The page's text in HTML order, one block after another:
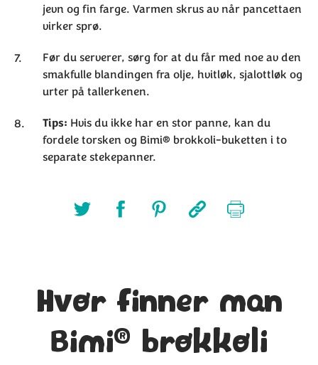
jevn og fin farge. Varmen skrus av når pancettaen
virker sprø.
Før du serverer, sørg for at du får med noe av den
smakfulle blandingen fra olje, hvitløk, sjalottløk og
urter på tallerkenen.
Tips: Hvis du ikke har en stor panne, kan du
fordele torsken og Bimi® brokkoli-buketten i to
separate stekepanner.
Hvor finner man
Bimi® brokkoli